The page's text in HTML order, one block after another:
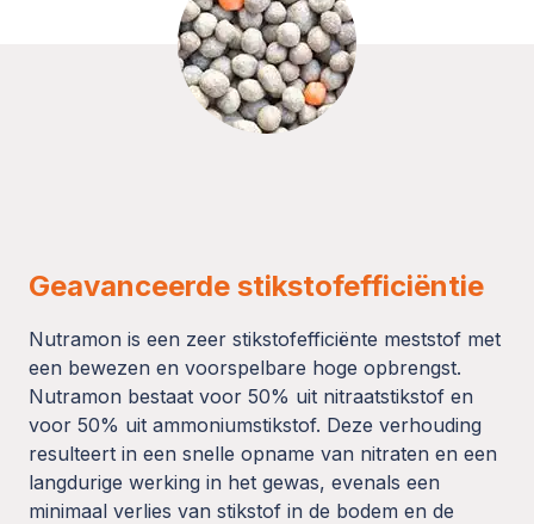
Geavanceerde stikstofefficiëntie
Nutramon is een zeer stikstofefficiënte meststof met
een bewezen en voorspelbare hoge opbrengst.
Nutramon bestaat voor 50% uit nitraatstikstof en
voor 50% uit ammoniumstikstof. Deze verhouding
resulteert in een snelle opname van nitraten en een
langdurige werking in het gewas, evenals een
minimaal verlies van stikstof in de bodem en de